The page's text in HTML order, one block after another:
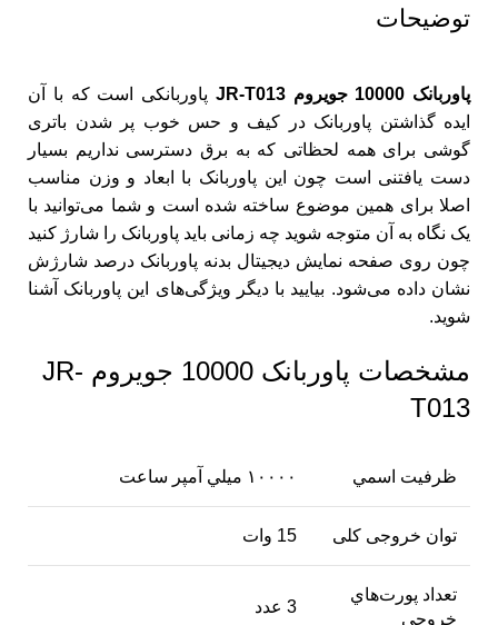
توضیحات
پاوربانک 10000 جویروم JR-T013
پاوربانکی است که با آن
ایده گذاشتن پاوربانک در کیف و حس خوب پر شدن باتری
گوشی برای همه لحظاتی که به برق دسترسی نداریم بسیار
دست یافتنی است چون این پاوربانک با ابعاد و وزن مناسب
اصلا برای همین موضوع ساخته شده است و شما می‌توانید با
یک نگاه به آن متوجه شوید چه زمانی باید پاوربانک را شارژ کنید
چون روی صفحه نمایش دیجیتال بدنه پاوربانک درصد شارژش
نشان داده می‌شود. بیایید با دیگر ویژگی‌های این پاوربانک آشنا
شوید.
مشخصات پاوربانک 10000 جویروم JR-
T013
ظرفيت اسمي ۱۰۰۰۰ ميلي آمپر ساعت
توان خروجی کلی 15 وات
تعداد پورت‌هاي
خروجي
3 عدد